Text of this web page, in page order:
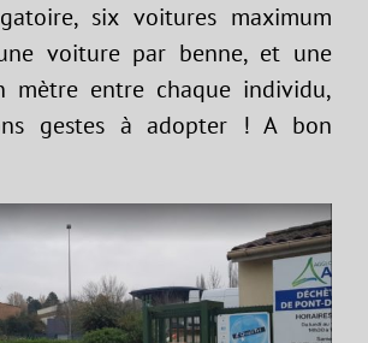
six voitures maximum
voiture par benne, et une
mètre entre chaque individu,
gestes à adopter ! A bon